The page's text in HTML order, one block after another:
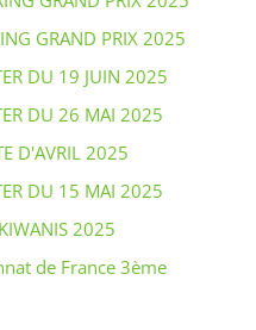
GRAND PRIX 2025
DU 19 JUIN 2025
DU 26 MAI 2025
D'AVRIL 2025
DU 15 MAI 2025
2025
de France 3ème